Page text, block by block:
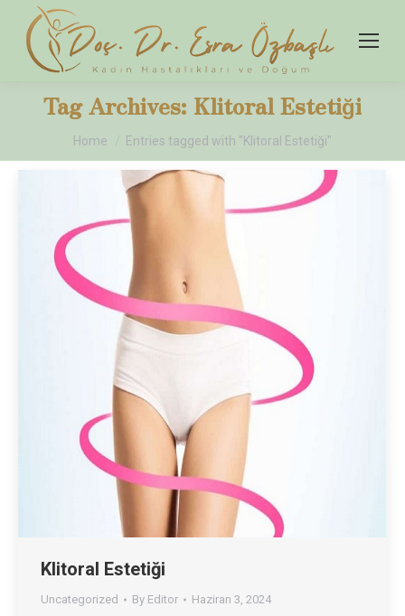
Tag Archives: Klitoral Estetiği
You are here:
Home Entries tagged with "Klitoral Estetiği"
Klitoral Estetiği
Uncategorized By Editor Haziran 3, 2024